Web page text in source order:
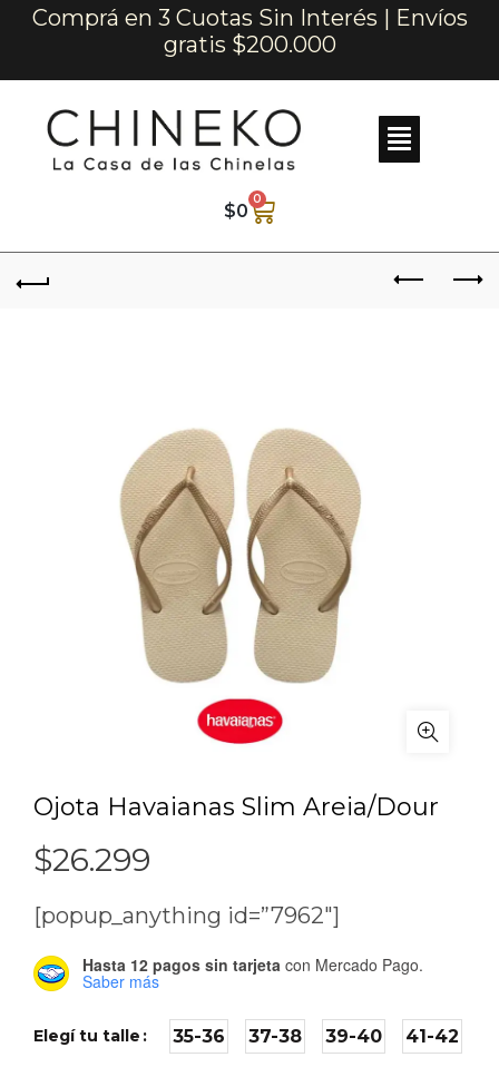
Comprá en 3 Cuotas Sin Interés | Envíos
gratis $200.000
$0
0
Ojota Havaianas Slim Areia/Dour
$26.299
[popup_anything id=”7962″]
Hasta 12 pagos sin tarjeta con Mercado Pago.
Saber más
Elegí tu talle 35-36 37-38 39-40 41-42